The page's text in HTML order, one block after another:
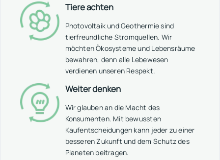
Tiere achten
Photovoltaik und Geothermie sind
tierfreundliche Stromquellen. Wir
möchten Ökosysteme und Lebensräume
bewahren, denn alle Lebewesen
verdienen unseren Respekt.
Weiter denken
Wir glauben an die Macht des
Konsumenten. Mit bewussten
Kaufentscheidungen kann jeder zu einer
besseren Zukunft und dem Schutz des
Planeten beitragen.